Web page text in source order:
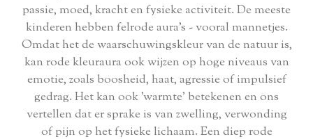
passie, moed, kracht en fysieke activiteit. De meeste
kinderen hebben felrode aura's - vooral mannetjes.
Omdat het de waarschuwingskleur van de natuur is,
kan rode kleuraura ook wijzen op hoge niveaus van
emotie, zoals boosheid, haat, agressie of impulsief
gedrag. Het kan ook 'warmte' betekenen en ons
vertellen dat er sprake is van zwelling, verwonding
of pijn op het fysieke lichaam. Een diep rode